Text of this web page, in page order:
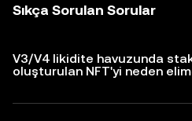
Sıkça Sorulan Sorular
V3/V4 likidite havuzunda
oluşturulan NFT'yi neden